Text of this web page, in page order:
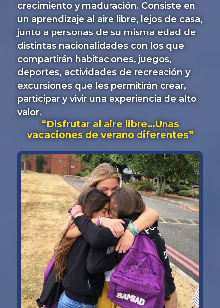
crecimiento y maduración. Consiste en
un aprendizaje al aire libre, lejos de casa,
junto a personas de su misma edad de
distintas nacionalidades con los que
compartirán habitaciones, juegos,
deportes, actividades de recreación y
excursiones que les permitirán crear,
participar y vivir una experiencia de alto
valor.
“Disfrutar al aire libre…Unas
vacaciones de verano diferentes”